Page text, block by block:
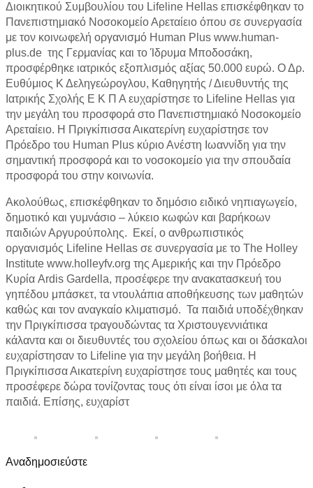
Διοικητικού Συμβουλίου του Lifeline Hellas επισκέφθηκαν το
Πανεπιστημιακό Νοσοκομείο Αρεταίειο όπου σε συνεργασία
με τον κοινωφελή οργανισμό Human Plus www.human-
plus.de της Γερμανίας και το Ίδρυμα Μποδοσάκη,
προσφέρθηκε ιατρικός εξοπλισμός αξίας 50.000 ευρώ. Ο Δρ.
Ευθύμιος Κ Δεληγεώρογλου, Καθηγητής / Διευθυντής της
Ιατρικής Σχολής Ε Κ Π Α ευχαρίστησε το Lifeline Hellas για
την μεγάλη του προσφορά στο Πανεπιστημιακό Νοσοκομείο
Αρεταίειο. Η Πριγκίπισσα Αικατερίνη ευχαρίστησε τον
Πρόεδρο του Human Plus κύριο Ανέστη Ιωαννίδη για την
σημαντική προσφορά και το νοσοκομείο για την σπουδαία
προσφορά του στην κοινωνία.
Ακολούθως, επισκέφθηκαν το δημόσιο ειδικό νηπιαγωγείο,
δημοτικό και γυμνάσιο – λύκειο κωφών και βαρήκοων
παιδιών Αργυρούπολης. Εκεί, ο ανθρωπιστικός
οργανισμός Lifeline Hellas σε συνεργασία με το The Holley
Institute www.holleyfv.org της Αμερικής και την Πρόεδρο
Κυρία Ardis Gardella, προσέφερε την ανακατασκευή του
γηπέδου μπάσκετ, τα ντουλάπια αποθήκευσης των μαθητών
καθώς και τον αναγκαίο κλιματισμό. Τα παιδιά υποδέχθηκαν
την Πριγκίπισσα τραγουδώντας τα Χριστουγεννιάτικα
κάλαντα και οι διευθυντές του σχολείου όπως και οι δάσκαλοι
ευχαρίστησαν το Lifeline για την μεγάλη βοήθεια. Η
Πριγκίπισσα Αικατερίνη ευχαρίστησε τους μαθητές και τους
προσέφερε δώρα τονίζοντας τους ότι είναι ίσοι με όλα τα
παιδιά. Επίσης, ευχαρίστ
Αναδημοσιεύστε